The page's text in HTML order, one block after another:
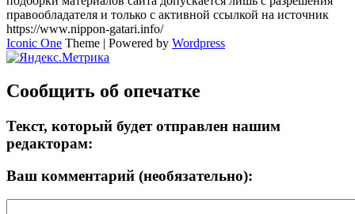
правообладателя и только с активной ссылкой на источник
https://www.nippon-gatari.info/
Iconic One Theme | Powered by Wordpress
Сообщить об опечатке
Текст, который будет отправлен нашим
редакторам:
Ваш комментарий (необязательно):